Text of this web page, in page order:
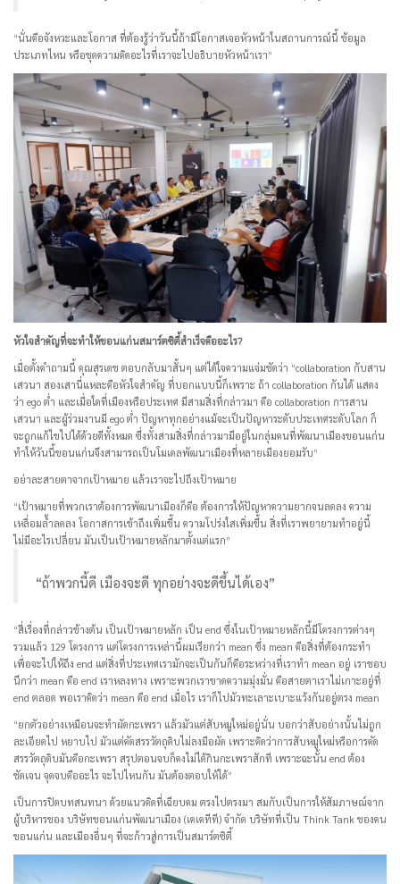
“นั่นคือจังหวะและโอกาส ที่ต้องรู้ว่าวันนี้ถ้ามีโอกาสเจอหัวหน้าในสถานการณ์นี้ ข้อมูล
ประเภทไหน หรือชุดความคิดอะไรที่เราจะไปอธิบายหัวหน้าเรา”
หัวใจสำคัญที่จะทำให้ขอนแก่นสมาร์ตซิตี้สำเร็จคืออะไร?
เมื่อตั้งคำถามนี้ คุณสุรเดช ตอบกลับมาสั้นๆ แต่ได้ใจความแจ่มชัดว่า “collaboration กับสาน
เสวนา สองเสานี่แหละคือหัวใจสำคัญ ที่บอกแบบนี้ก็เพราะ ถ้า collaboration กันได้ แสดง
ว่า ego ต่ำ และเมื่อใดที่เมืองหรือประเทศ มีสามสิ่งที่กล่าวมา คือ collaboration การสาน
เสวนา และผู้ร่วมงานมี ego ต่ำ ปัญหาทุกอย่างแม้จะเป็นปัญหาระดับประเทศระดับโลก ก็
จะถูกแก้ไขไปได้ด้วยดีทั้งหมด ซึ่งทั้งสามสิ่งที่กล่าวมามีอยู่ในกลุ่มคนที่พัฒนาเมืองขอนแก่น
ทำให้วันนี้ขอนแก่นจึงสามารถเป็นโมเดลพัฒนาเมืองที่หลายเมืองยอมรับ”
อย่าละสายตาจากเป้าหมาย แล้วเราจะไปถึงเป้าหมาย
“เป้าหมายที่พวกเราต้องการพัฒนาเมืองก็คือ ต้องการให้ปัญหาความยากจนลดลง ความ
เหลื่อมล้ำลดลง โอกาสการเข้าถึงเพิ่มขึ้น ความโปร่งใสเพิ่มขึ้น สิ่งที่เราพยายามทำอยู่นี้
ไม่มีอะไรเปลี่ยน มันเป็นเป้าหมายหลักมาตั้งแต่แรก”
“ถ้าพวกนี้ดี เมืองจะดี ทุกอย่างจะดีขึ้นได้เอง”
“สี่เรื่องที่กล่าวข้างต้น เป็นเป้าหมายหลัก เป็น end ซึ่งในเป้าหมายหลักนี้มีโครงการต่างๆ
รวมแล้ว 129 โครงการ แต่โครงการเหล่านี้ผมเรียกว่า mean ซึ่ง mean คือสิ่งที่ต้องกระทำ
เพื่อจะไปให้ถึง end แต่สิ่งที่ประเทศเรามักจะเป็นกันก็คือระหว่างที่เราทำ mean อยู่ เราชอบ
นึกว่า mean คือ end เราหลงทาง เพราะพวกเราขาดความมุ่งมั่น คือสายตาเราไม่เกาะอยู่ที่
end ตลอด พอเราคิดว่า mean คือ end เมื่อไร เราก็ไปมัวทะเลาะเบาะแว้งกันอยู่ตรง mean
“ยกตัวอย่างเหมือนจะทำผัดกะเพรา แล้วมัวแต่สับหมูใหม่อยู่นั่น บอกว่าสับอย่างนั้นไม่ถูก
ละเอียดไป หยาบไป มัวแต่คัดสรรวัตถุดิบไม่ลงมือผัด เพราะคิดว่าการสับหมูใหม่หรือการคัด
สรรวัตถุดิบมันคือกะเพรา สรุปตอนจบก็คงไม่ได้กินกะเพราสักที เพราะฉะนั้น end ต้อง
ชัดเจน จุดจบคืออะไร จะไปไหนกัน มันต้องตอบให้ได้”
เป็นการปิดบทสนทนา ด้วยแนวคิดที่เฉียบคม ตรงไปตรงมา สมกับเป็นการให้สัมภาษณ์จาก
ผู้บริหารของ บริษัทขอนแก่นพัฒนาเมือง (เคเคทีที) จำกัด บริษัทที่เป็น Think Tank ของคน
ขอนแก่น และเมืองอื่นๆ ที่จะก้าวสู่การเป็นสมาร์ตซิตี้